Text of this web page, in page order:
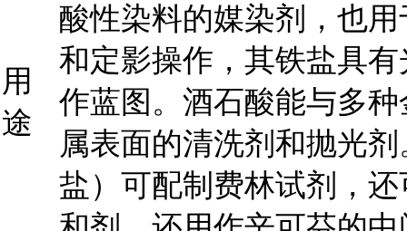
用
途
酸性染料的媒染剂，也
和定影操作，其铁盐具
作蓝图。酒石酸能与多
属表面的清洗剂和抛光
盐）可配制费林试剂，